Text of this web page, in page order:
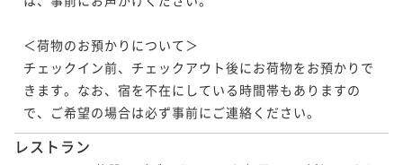
＜荷物のお預かりについて＞
チェックイン前、チェックアウト後にお荷物をお預かりで
きます。なお、宿を不在にしている時間帯もありますの
で、ご希望の場合は必ず事前にご連絡ください。
レストラン